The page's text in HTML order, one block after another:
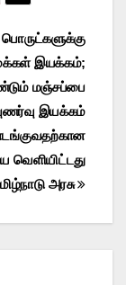
பொருட்களுக்கு
இயக்கம்;
மஞ்சப்பை
இயக்கம்
அரசு